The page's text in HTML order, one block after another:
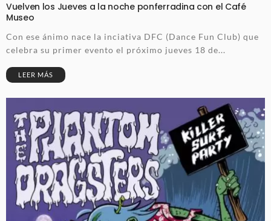
Vuelven los Jueves a la noche ponferradina con el Café
Museo
Con ese ánimo nace la inciativa DFC (Dance Fun Club) que
celebra su primer evento el próximo jueves 18 de...
LEER MÁS